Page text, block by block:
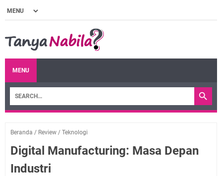
MENU
Beranda / Review / Teknologi
Digital Manufacturing: Masa Depan
Industri